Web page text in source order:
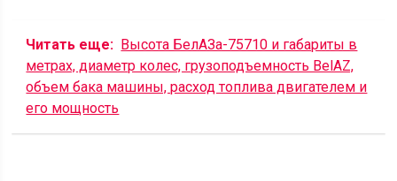
мощностью двигателя 336 лошадиных сил.
Грузоподъемность модели составляет двадцать
пять тонн. Коробка передач с девятью
положениями.